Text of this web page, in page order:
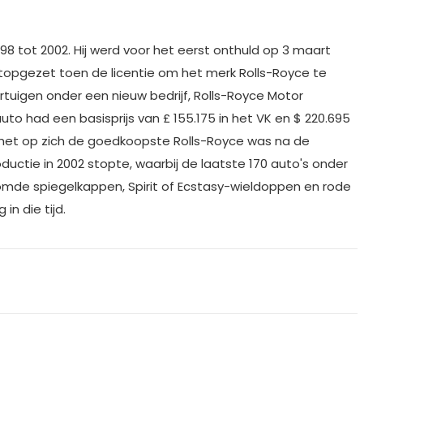
tot 2002. Hij werd voor het eerst onthuld op 3 maart
toen de licentie om het merk Rolls-Royce te
onder een nieuw bedrijf, Rolls-Royce Motor
had een basisprijs van £ 155.175 in het VK en $ 220.695
op zich de goedkoopste Rolls-Royce was na de
in 2002 stopte, waarbij de laatste 170 auto's onder
spiegelkappen, Spirit of Ecstasy-wieldoppen en rode
in die tijd.